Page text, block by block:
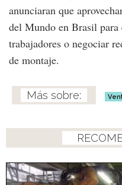
anunciaran que
del Mundo en Brasil para
trabajadores o negociar
de montaje.